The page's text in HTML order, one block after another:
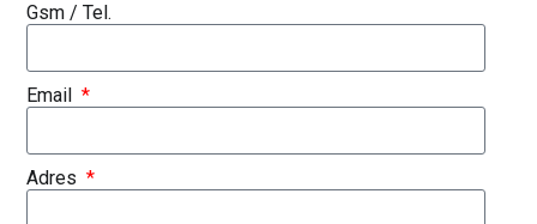
Gsm / Tel.
Email
Adres